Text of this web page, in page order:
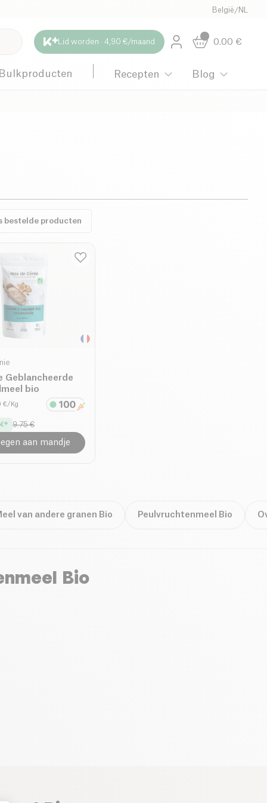
België /NL
Lid worden · 4,90 €/maand 0.00 €
Bulkproducten Recepten Blog
bestelde producten
Geblancheerde
bio
€/Kg
9.75 €
aan mandje
van andere granen Bio Peulvruchtenmeel Bio
Bio